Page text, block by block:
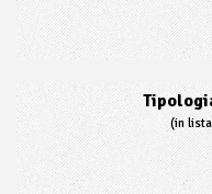
(in